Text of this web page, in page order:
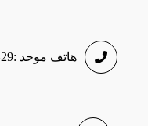
هاتف موحد :